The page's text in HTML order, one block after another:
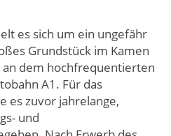
es sich um ein ungefähr
Grundstück im Kamen
an dem hochfrequentierten
A1. Für das
es zuvor jahrelange,
und